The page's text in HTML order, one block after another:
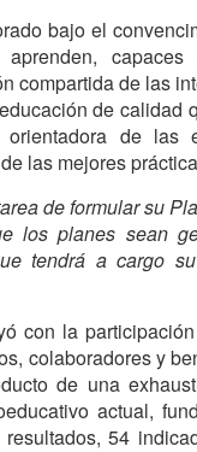
bajo el
compartida de las
de calidad
orientadora de las
las mejores
de formular su
los planes sean
tendrá a cargo
con la
colaboradores y
de una
actual,
54